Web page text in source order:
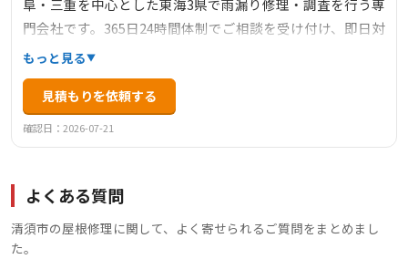
阜・三重を中心とした東海3県で雨漏り修理・調査を行う専
門会社です。365日24時間体制でご相談を受け付け、即日対
応も可能です。急な台風やゲリラ豪雨による突発的な雨漏
りから、どこから漏れているかわからない原因調査まで、
雨漏りのことでお困りの方に幅広く対応いたします。出張
調査・お見積りは無料で実施しており、10年安心保証と1年
に1度の点検でアフターメンテナンスも充実しています。
もっと見る
見積もりを依頼する
確認日：2026-07-21
よくある質問
清須市の屋根修理に関して、よく寄せられるご質問をまとめまし
た。